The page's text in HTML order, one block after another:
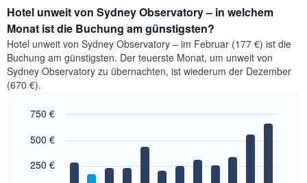
Hotel unweit von Sydney Observatory – in welchem
Monat ist die Buchung am günstigsten?
Hotel unweit von Sydney Observatory – im Februar (177 €) ist die
Buchung am günstigsten. Der teuerste Monat, um unweit von
Sydney Observatory zu übernachten, ist wiederum der Dezember
(670 €).
chart
12
bars.
graphic.
250 €
500 €
750 €